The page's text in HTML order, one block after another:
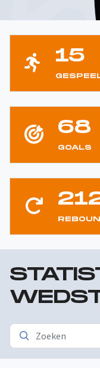
15
68
GOALS